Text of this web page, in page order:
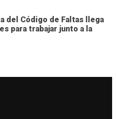
del Código de Faltas llega
para trabajar junto a la